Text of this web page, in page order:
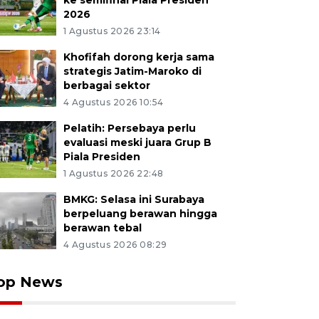
2026
1 Agustus 2026 23:14
Khofifah dorong kerja sama
strategis Jatim-Maroko di
berbagai sektor
4 Agustus 2026 10:54
Pelatih: Persebaya perlu
evaluasi meski juara Grup B
Piala Presiden
1 Agustus 2026 22:48
BMKG: Selasa ini Surabaya
berpeluang berawan hingga
berawan tebal
4 Agustus 2026 08:29
News